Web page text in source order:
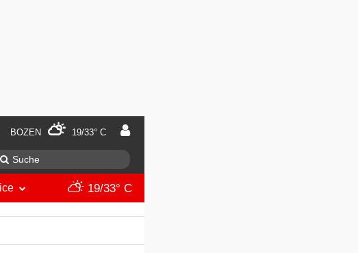
BOZEN 19/33° C
19/33° C